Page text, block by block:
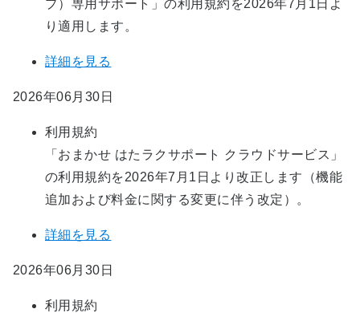
プ）専用サポート」の利用規約を2026年7月1日よ
り適用します。
詳細を見る
2026年06月30日
利用規約
「おまかせ はたラクサポート クラウドサービス」
の利用規約を2026年7月1日より改正します（機能
追加および料金に関する変更に伴う改定）。
詳細を見る
2026年06月30日
利用規約